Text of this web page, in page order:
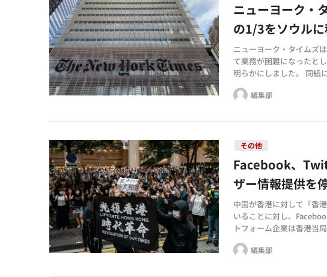
ニューヨーク・
の1/3をソウル
ニューヨーク・タイムズ
て業務が困難になったと
明らかにしました。 同紙
ッフで、(新法によっ…
編集部
その他
Facebook、
ザー情報提供を
中国が香港に対して「香
いることに対し、
トフォーム企業は香港当
にしました。NYT、CNN
編集部